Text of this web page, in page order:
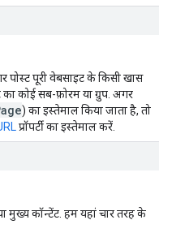
पोस्ट पूरी वेबसाइट के किसी खास
कोई सब-फ़ोरम या ग्रुप. अगर
) का इस्तेमाल किया जाता है, तो
प्रॉपर्टी का इस्तेमाल करें.
मुख्य कॉन्टेंट. हम यहां चार तरह के